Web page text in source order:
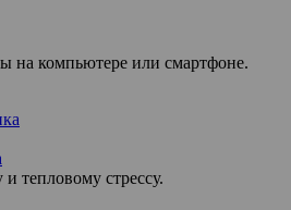
на компьютере или смартфоне.
тепловому стрессу.